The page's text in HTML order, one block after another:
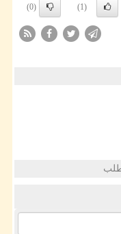
(1)
(0)